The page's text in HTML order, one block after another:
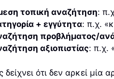
τοπική αναζήτηση:
+ εγγύτητα: π.χ.
προβλήματος/
αξιοπιστίας: π.χ.
δείχνει ότι δεν αρκεί